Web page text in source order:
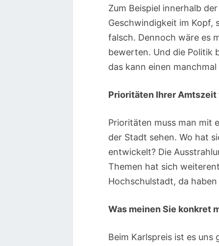
Zum Beispiel innerhalb
Geschwindigkeit im Kopf,
falsch. Dennoch wäre es
bewerten. Und die Politik
das kann einen
Prioritäten Ihrer
Prioritäten muss man mit
der Stadt sehen. Wo hat
entwickelt? Die
Themen hat sich
Hochschulstadt, da
Was meinen Sie konkret
Beim Karlspreis ist es uns